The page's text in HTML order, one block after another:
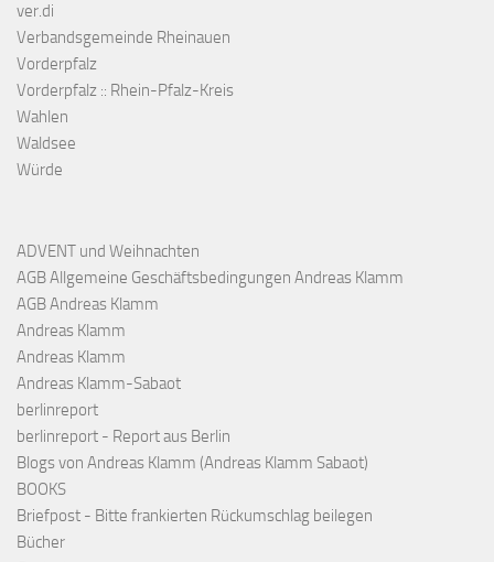
ver.di
Verbandsgemeinde Rheinauen
Vorderpfalz
Vorderpfalz :: Rhein-Pfalz-Kreis
Wahlen
Waldsee
Würde
ADVENT und Weihnachten
AGB Allgemeine Geschäftsbedingungen Andreas Klamm
AGB Andreas Klamm
Andreas Klamm
Andreas Klamm
Andreas Klamm-Sabaot
berlinreport
berlinreport - Report aus Berlin
Blogs von Andreas Klamm (Andreas Klamm Sabaot)
BOOKS
Briefpost - Bitte frankierten Rückumschlag beilegen
Bücher